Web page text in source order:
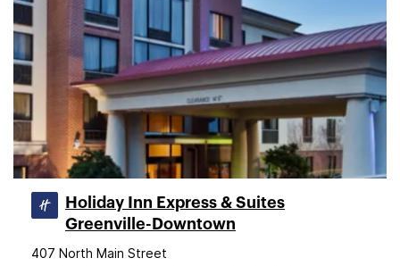
Holiday Inn Express & Suites
Greenville-Downtown
407 North Main Street